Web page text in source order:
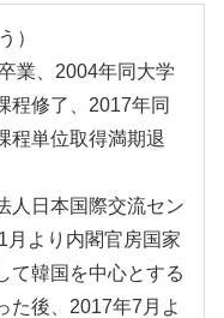
）
業、2004年同大学
程修了、2017年同
程単位取得満期退
人日本国際交流セン
月より内閣官房国家
て韓国を中心とする
た後、2017年7月よ